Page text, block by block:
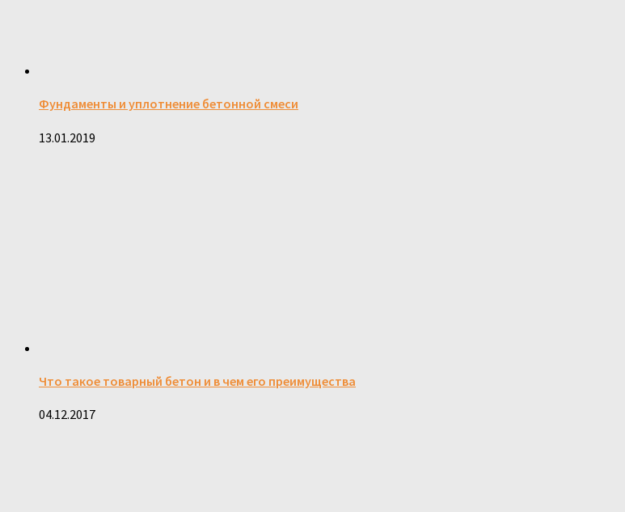
Фундаменты и уплотнение бетонной смеси
13.01.2019
Что такое товарный бетон и в чем его преимущества
04.12.2017